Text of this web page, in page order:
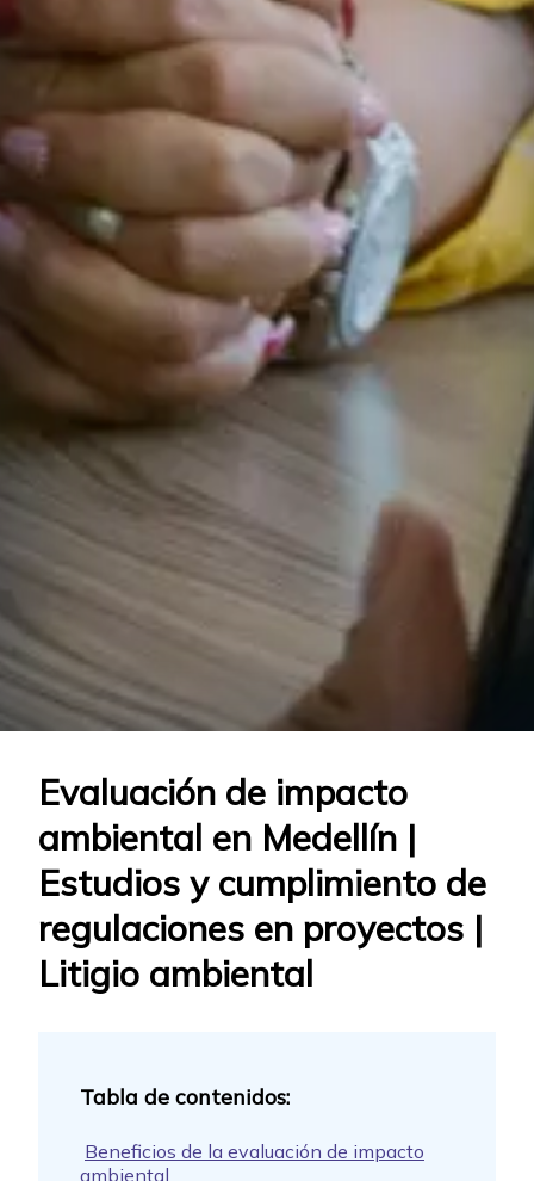
Evaluación de impacto
ambiental en Medellín |
Estudios y cumplimiento de
regulaciones en proyectos |
Litigio ambiental
Beneficios de la evaluación de impacto
ambiental